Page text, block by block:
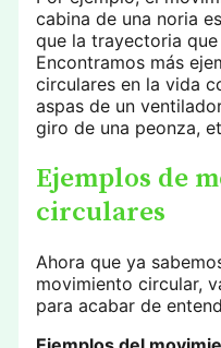
cabina de una noria
que la trayectoria
Encontramos más
circulares en la vida
aspas de un
giro de una peonza,
Ejemplos de
circulares
Ahora que ya
movimiento circular,
para acabar de